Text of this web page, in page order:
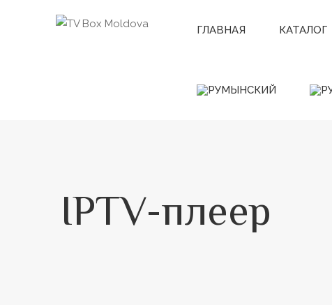
ГЛАВНАЯ КАТАЛОГ
IPTV-плеер